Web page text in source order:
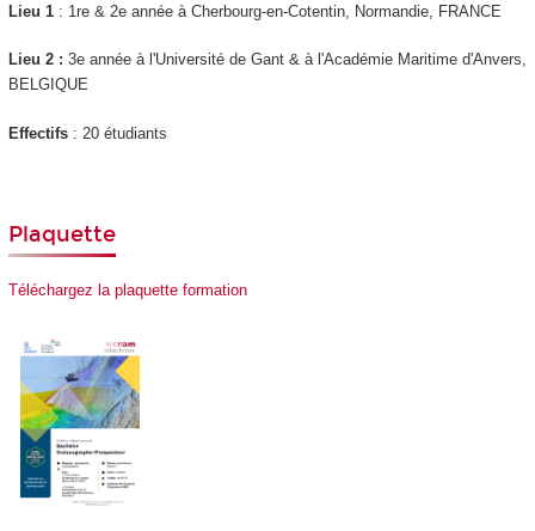
Lieu 1: 1 re& 2eannée à Cherbourg-en-Cotentin, Normandie, FRANCE
Lieu 2 : 3eannée à l'Université de Gant & à l'Académie Maritime d'Anvers,
BELGIQUE
Effectifs : 20 étudiants
Plaquette
Téléchargez la plaquette formation